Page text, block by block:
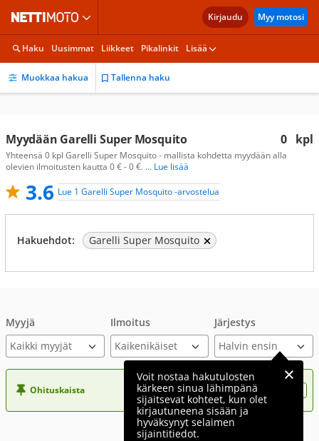
Kirjaudu Myy motosi
Haku Uusimmat Liikkeet Pikalinkit Lisää
Muokkaa hakua Tallenna haku
0 kpl
Myydään Garelli Super Mosquito
Yhteensä 0 kpl Garelli Super Mosquito - mallista kohdetta myydään alla
olevien ilmoitusten kautta 0 € - 0 €. ... Lue lisää
3.6 Lue 1 Garelli Super Mosquito -arvostelua
Hakuehdot: Garelli Super Mosquito
Myyjä
Kaikki myyjät
Ilmoitus Järjestys
Voit nostaa hakutulosten
kärkeen sinua lähimpänä
sijaitsevat kohteet, kun olet
kirjautuneena sisään ja
hyväksynyt selaimen
sijaintitiedot.
Ohituskaista Nosta ilmoituksesi tähän?